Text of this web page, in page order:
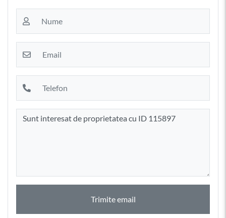
Trimite email